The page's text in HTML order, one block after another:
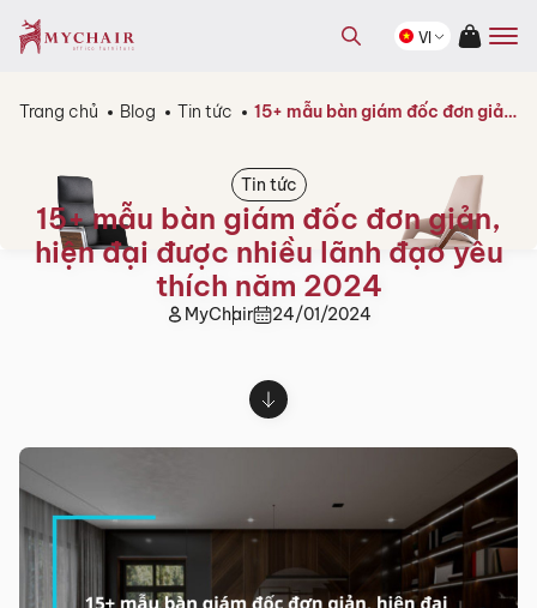
phẩm
Tìm
kiếmVI
Trang chủ Blog Tin tức 15+ mẫu bàn giám đốc đơn giản, hiện đại được nhiều lãnh đạo yêu thích năm 2024
Tin tức
15+ mẫu bàn giám đốc đơn giản,
hiện đại được nhiều lãnh đạo yêu
thích năm 2024
MyChair 24/01/2024